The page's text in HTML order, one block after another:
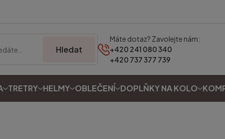
Hledat
Máte dotaz? Zavolejte nám:
+420 241 080 340
+420 737 377 739
TRETRY HELMY OBLEČENÍ DOPLŇKY NA KOLO